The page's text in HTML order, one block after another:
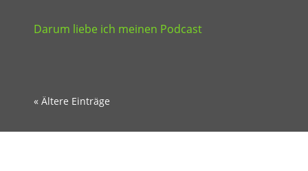
Darum liebe ich meinen Podcast
« Ältere Einträge